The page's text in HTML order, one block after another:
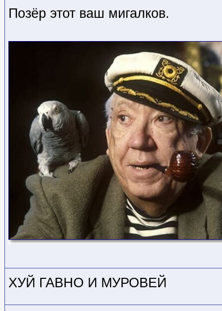
Позёр этот ваш мигалков.
ХУЙ ГАВНО И МУРОВЕЙ